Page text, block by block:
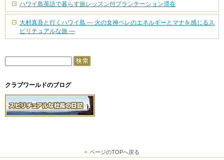
ハワイ島英語で暮らす旅レッスン付プランテーション滞在
大村真吾と行くハワイ島 — 火の女神ペレのエネルギーとマナを感じるス
ピリチュアルな旅 —
クラブワールドのブログ
ページのTOPへ戻る